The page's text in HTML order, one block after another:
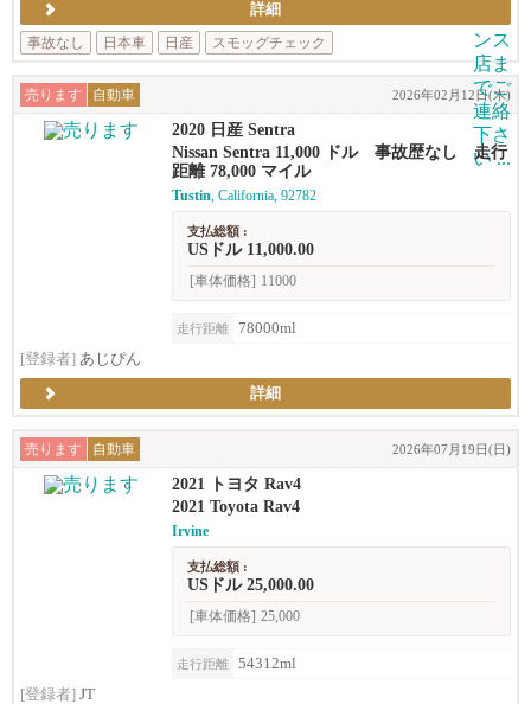
詳細
事故なし
日本車 日産 スモッグチェック
売ります 自動車 2026年02月12日(木)
2020 日産 Sentra
Nissan Sentra 11,000 ドル 事故歴なし 走行
距離 78,000 マイル
Tustin, California, 92782
支払総額 :
USドル 11,000.00
[車体価格] 11000
走行距離
78000ml
[登録者] あじぴん
詳細
売ります 自動車 2026年07月19日(日)
2021 トヨタ Rav4
2021 Toyota Rav4
Irvine
支払総額 :
USドル 25,000.00
[車体価格] 25,000
走行距離
54312ml
[登録者] JT